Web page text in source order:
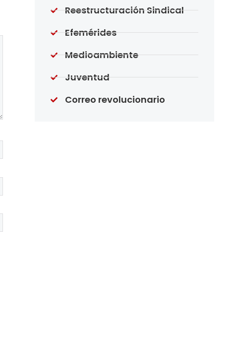
Reestructuración Sindical
Efemérides
Medioambiente
Juventud
Correo revolucionario